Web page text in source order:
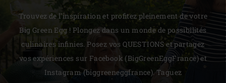
Trouvez de l'inspiration et profitez pleinement de votre
Big Green Egg ! Plongez dans un monde de possibilités
culinaires infinies. Posez vos QUESTIONS et partagez
vos expériences sur Facebook (BigGreenEggFrance) et
Instagram (biggreeneggfrance). Taguez